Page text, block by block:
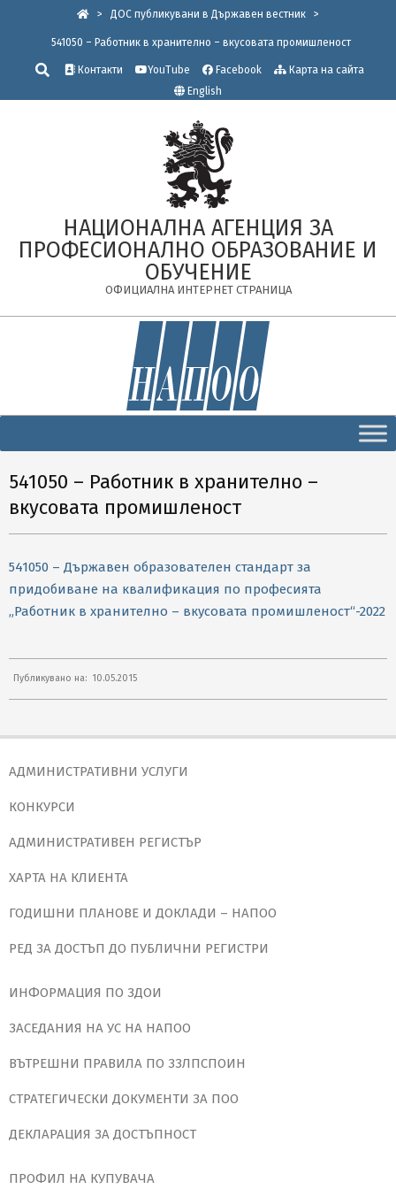
> ДОС публикувани в Държавен вестник >
541050 – Работник в хранително – вкусовата промишленост
Търсене
Контакти YouTube Facebook
Карта на сайта
English
НАЦИОНАЛНА АГЕНЦИЯ ЗА
ПРОФЕСИОНАЛНО ОБРАЗОВАНИЕ И
ОБУЧЕНИЕ
ОФИЦИАЛНА ИНТЕРНЕТ СТРАНИЦА
Navigation
541050 – Работник в хранително –
вкусовата промишленост
541050 – Държавен образователен стандарт за
придобиване на квалификация по професията
„Работник в хранително – вкусовата промишленост“-2022
Публикувано на: 10.05.2015
АДМИНИСТРАТИВНИ УСЛУГИ
КОНКУРСИ
АДМИНИСТРАТИВЕН РЕГИСТЪР
ХАРТА НА КЛИЕНТА
ГОДИШНИ ПЛАНОВЕ И ДОКЛАДИ – НАПОО
РЕД ЗА ДОСТЪП ДО ПУБЛИЧНИ РЕГИСТРИ
ИНФОРМАЦИЯ ПО ЗДОИ
ЗАСЕДАНИЯ НА УС НА НАПОО
ВЪТРЕШНИ ПРАВИЛА ПО ЗЗЛПСПОИН
СТРАТЕГИЧЕСКИ ДОКУМЕНТИ ЗА ПОО
ДЕКЛАРАЦИЯ ЗА ДОСТЪПНОСТ
ПРОФИЛ НА КУПУВАЧА